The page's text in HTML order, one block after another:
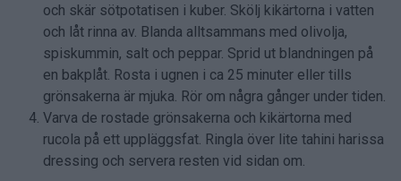
och skär sötpotatisen i kuber. Skölj kikärtorna i vatten
och låt rinna av. Blanda alltsammans med olivolja,
spiskummin, salt och peppar. Sprid ut blandningen på
en bakplåt. Rosta i ugnen i ca 25 minuter eller tills
grönsakerna är mjuka. Rör om några gånger under tiden.
Varva de rostade grönsakerna och kikärtorna med
rucola på ett uppläggsfat. Ringla över lite tahini harissa
dressing och servera resten vid sidan om.